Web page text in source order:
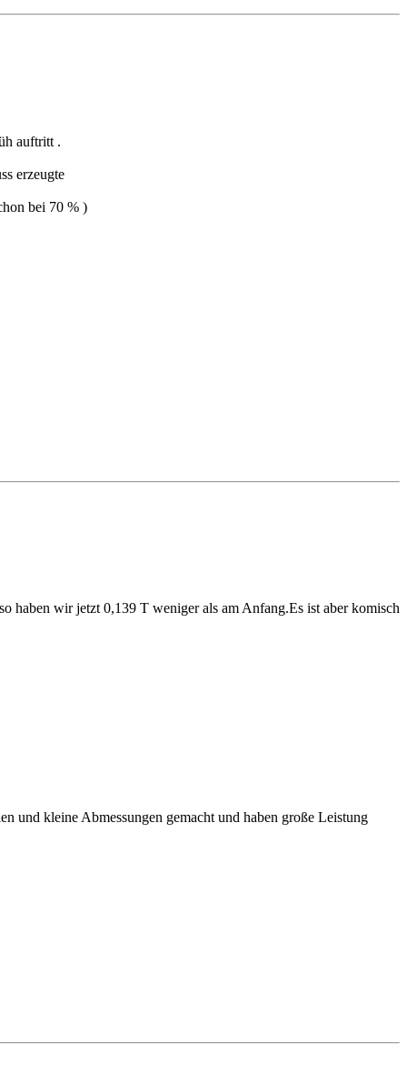
auftritt .
erzeugte
bei 70 % )
haben wir jetzt 0,139 T weniger als am Anfang.Es ist aber komisch
und kleine Abmessungen gemacht und haben große Leistung